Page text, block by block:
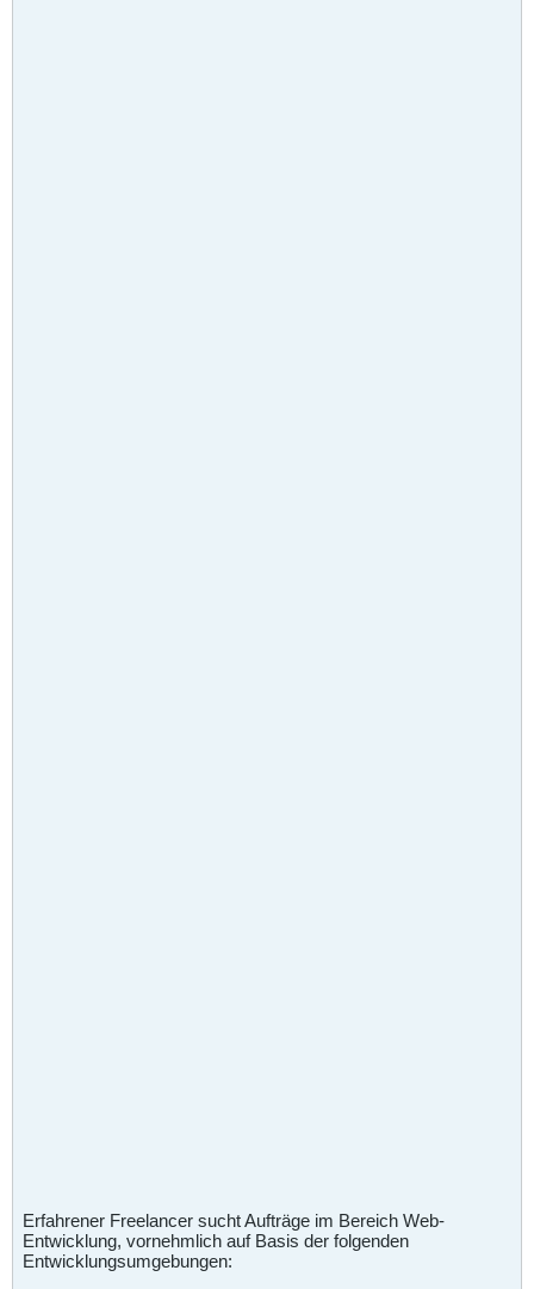
Erfahrener Freelancer sucht Aufträge im Bereich Web-
Entwicklung, vornehmlich auf Basis der folgenden
Entwicklungsumgebungen: